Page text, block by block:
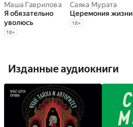
Маша Гаврилова
Я обязательно
уволюсь
18+
Саяка Мурата
Церемония жизни
18+
Изданные аудиокниги